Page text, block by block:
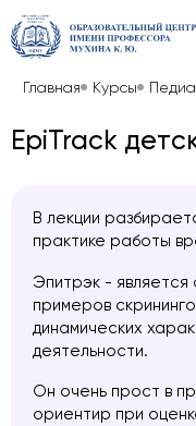
Главная Курсы
EpiTrack
В лекции
практике работы
Эпитрэк - является
примеров
динамических
деятельности.
Он очень прост в
ориентир при